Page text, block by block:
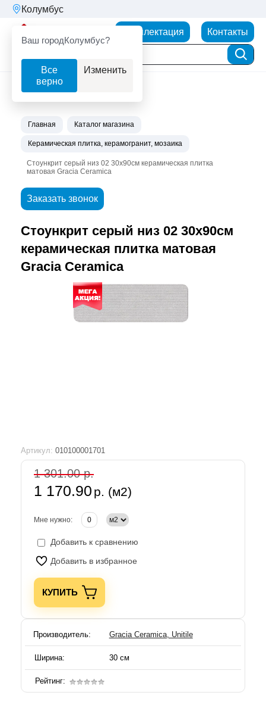
Колумбус
Ваш городКолумбус?
Все
верно
Изменить
Комплектация Контакты
Главная Каталог магазина
Керамическая плитка, керамогранит, мозаика
Стоункрит серый низ 02 30х90см керамическая плитка
матовая Gracia Ceramica
Заказать звонок
Стоункрит серый низ 02 30х90см
керамическая плитка матовая
Gracia Ceramica
Артикул: 010100001701
1 301.00 р.
1 170.90 р. (м2)
Мне нужно:
Добавить к сравнению
Добавить в избранное
КУПИТЬ
Производитель: Gracia Ceramica, Unitile
Ширина: 30 см
Рейтинг: